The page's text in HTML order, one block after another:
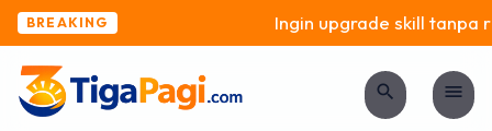
BREAKING Ingin upgrade skill tanpa
search menu